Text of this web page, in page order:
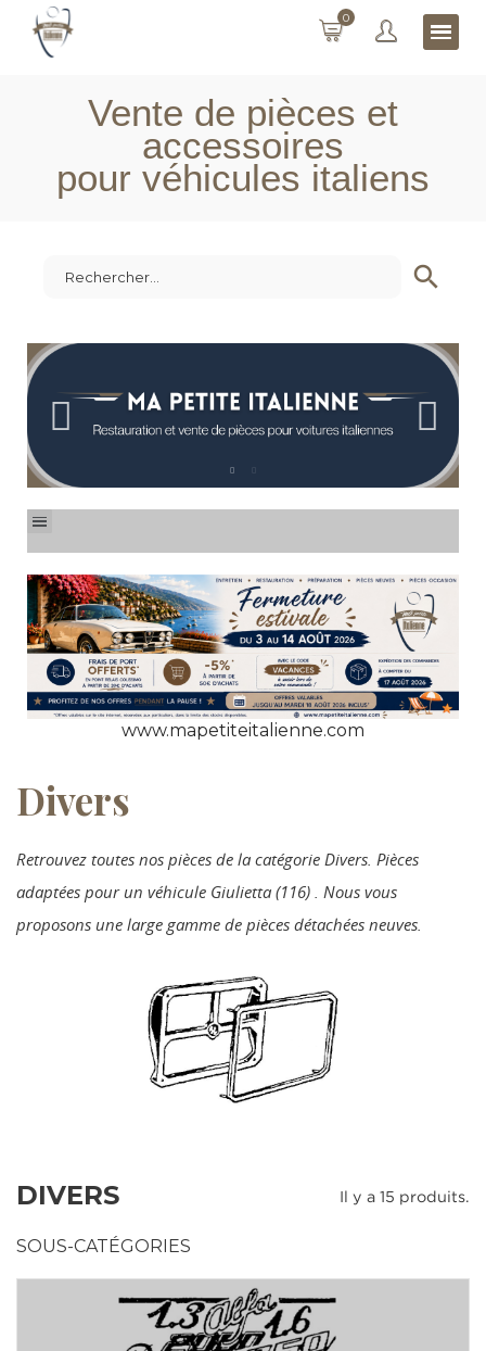
0
Vente de pièces et
accessoires
pour véhicules italiens
www.mapetiteitalienne.com
Divers
Retrouvez toutes nos pièces de la catégorie Divers. Pièces
adaptées pour un véhicule Giulietta (116) . Nous vous
proposons une large gamme de pièces détachées neuves.
DIVERS Il y a 15 produits.
SOUS-CATÉGORIES